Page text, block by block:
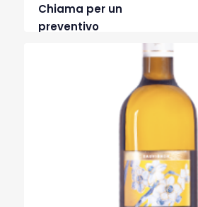
Chiama per un
preventivo